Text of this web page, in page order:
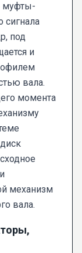
муфты-
сигнала
под
и
вала.
момента
механизм
вала.